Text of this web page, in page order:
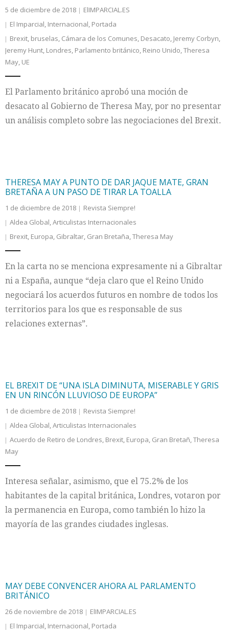
5 de diciembre de 2018
ElIMPARCIAL.ES
El Imparcial, Internacional, Portada
Brexit, bruselas, Cámara de los Comunes, Desacato, Jeremy Corbyn,
Jeremy Hunt, Londres, Parlamento británico, Reino Unido,Theresa
May, UE
El Parlamento británico aprobó una moción de
desacato al Gobierno de Theresa May, por no presentar
un análisis completo sobre las negociaciones del Brexit.
THERESA MAY A PUNTO DE DAR JAQUE MATE, GRAN
BRETAÑA A UN PASO DE TIRAR LA TOALLA
1 de diciembre de 2018
Revista Siempre!
Aldea Global,Articulistas Internacionales
Brexit, Europa, Gibraltar, Gran Bretaña,Theresa May
En la carta no se menciona expresamente ni a Gibraltar
ni a España, aunque “deja claro que el Reino Unido
negociará los acuerdos futuros en nombre de todos los
territorios para los que es responsable de sus
relaciones externas”.
EL BREXIT DE “UNA ISLA DIMINUTA, MISERABLE Y GRIS
EN UN RINCÓN LLUVIOSO DE EUROPA”
1 de diciembre de 2018
Revista Siempre!
Aldea Global,Articulistas Internacionales
Acuerdo de Retiro de Londres, Brexit, Europa, Gran Bretañ,Theresa
May
Interesa señalar, asimismo, que el 75.2% de los
habitantes de la capital británica, Londres, votaron por
la permanencia en Europa, como también lo hizo la
mayoría de las grandes ciudades inglesas.
MAY DEBE CONVENCER AHORA AL PARLAMENTO
BRITÁNICO
26 de noviembre de 2018
ElIMPARCIAL.ES
El Imparcial, Internacional, Portada